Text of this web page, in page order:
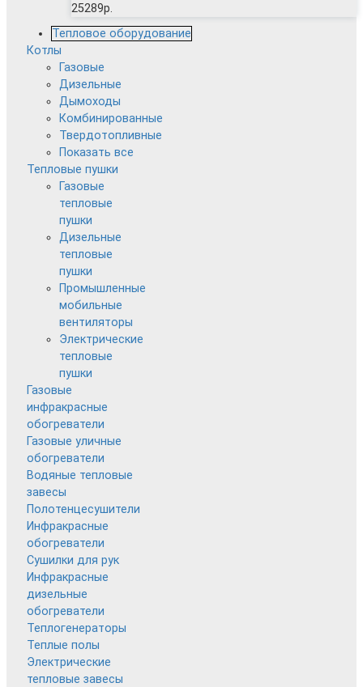
25289р.
Тепловое оборудование
Котлы
Газовые
Дизельные
Дымоходы
Комбинированные
Твердотопливные
Показать все
Тепловые пушки
Газовые
тепловые
пушки
Дизельные
тепловые
пушки
Промышленные
мобильные
вентиляторы
Электрические
тепловые
пушки
Газовые
инфракрасные
обогреватели
Газовые уличные
обогреватели
Водяные тепловые
завесы
Полотенцесушители
Инфракрасные
обогреватели
Сушилки для рук
Инфракрасные
дизельные
обогреватели
Теплогенераторы
Теплые полы
Электрические
тепловые завесы